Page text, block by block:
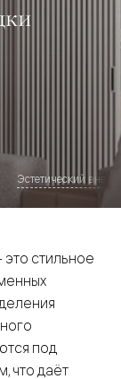
Эстетический
стильное
под
что даёт